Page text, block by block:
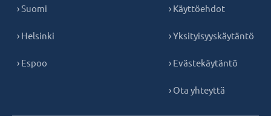
› Suomi
› Helsinki
› Espoo
› Käyttöehdot
› Yksityisyyskäytäntö
› Evästekäytäntö
› Ota yhteyttä